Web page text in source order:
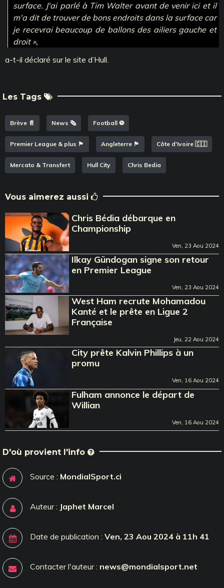
surface. J'ai parlé à Tim Walter avant de venir ici et il
m'a dit de trouver de bons endroits dans la surface car
je recevrai beaucoup de ballons des ailiers gauche et
droit »,
a-t-il déclaré sur le site d’Hull.
Les Tags
Brève 📄 News 🗞️ Football ⚽️
Premier League & plus 🏴󠁧󠁢󠁥󠁮󠁧󠁿 Angleterre 🏴󠁧󠁢󠁥󠁮󠁧󠁿 Côte d'Ivoire 🇨🇮
Mercato & Transfert Hull City Chris Bedia
Vous aimerez aussi
Chris Bédia débarque en
Championship
Ven, 23 Aou 2024
Ilkay Gündogan signe son retour
en Premier League
Ven, 23 Aou 2024
West Ham recrute Mohamadou
Kanté et le prête en Ligue 2
Française
Jeu, 22 Aou 2024
City prête Kalvin Phillips à un
promu
Ven, 16 Aou 2024
Fulham annonce le départ de
Willian
Ven, 16 Aou 2024
D'où provient l'info
Source : MondialSport.ci
Auteur : Japhet Marcel
Date de publication : Ven, 23 Aou 2024 à 11h 41
Contacter l'auteur : news@mondialsport.net